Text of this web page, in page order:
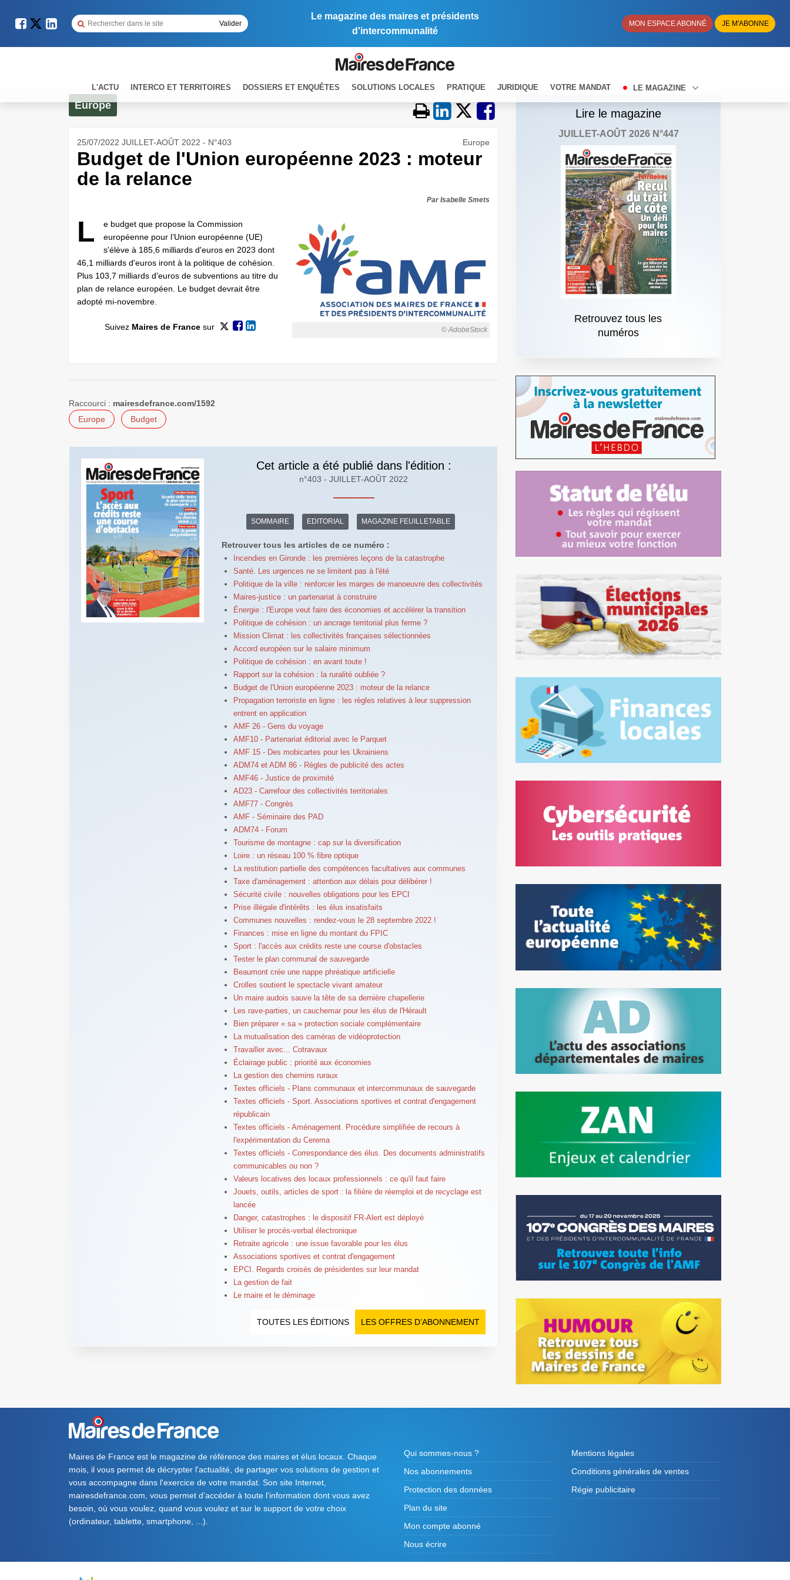
Le magazine des maires et présidents
d'intercommunalité
MON ESPACE ABONNÉ JE M'ABONNE
L'ACTU INTERCO ET TERRITOIRES DOSSIERS ET ENQUÊTES SOLUTIONS LOCALES PRATIQUE JURIDIQUE VOTRE MANDAT LE MAGAZINE
Europe
25/07/2022 JUILLET-AOÛT 2022 - N°403 Europe
Budget de l'Union européenne 2023 : moteur
de la relance
Par Isabelle Smets
© AdobeStock
L
e budget que propose la Commission
européenne pour l’Union européenne (UE)
s'élève à 185,6 milliards d'euros en 2023 dont
46,1 milliards d'euros iront à la politique de cohésion.
Plus 103,7 milliards d'euros de subventions au titre du
plan de relance européen. Le budget devrait être
adopté mi-novembre.
Suivez Maires de France sur
Raccourci : mairesdefrance.com/1592
Europe
Budget
Cet article a été publié dans l'édition :
n°403 - JUILLET-AOÛT 2022
SOMMAIRE EDITORIAL MAGAZINE FEUILLETABLE
Retrouver tous les articles de ce numéro :
Incendies en Gironde : les premières leçons de la catastrophe
Santé. Les urgences ne se limitent pas à l'été
Politique de la ville : renforcer les marges de manoeuvre des collectivités
Maires-justice : un partenariat à construire
Énergie : l'Europe veut faire des économies et accélérer la transition
Politique de cohésion : un ancrage territorial plus ferme ?
Mission Climat : les collectivités françaises sélectionnées
Accord européen sur le salaire minimum
Politique de cohésion : en avant toute !
Rapport sur la cohésion : la ruralité oubliée ?
Budget de l'Union européenne 2023 : moteur de la relance
Propagation terroriste en ligne : les règles relatives à leur suppression
entrent en application
AMF 26 - Gens du voyage
AMF10 - Partenariat éditorial avec le Parquet
AMF 15 - Des mobicartes pour les Ukrainiens
ADM74 et ADM 86 - Règles de publicité des actes
AMF46 - Justice de proximité
AD23 - Carrefour des collectivités territoriales
AMF77 - Congrès
AMF - Séminaire des PAD
ADM74 - Forum
Tourisme de montagne : cap sur la diversification
Loire : un réseau 100 % fibre optique
La restitution partielle des compétences facultatives aux communes
Taxe d'aménagement : attention aux délais pour délibérer !
Sécurité civile : nouvelles obligations pour les EPCI
Prise illégale d'intérêts : les élus insatisfaits
Communes nouvelles : rendez-vous le 28 septembre 2022 !
Finances : mise en ligne du montant du FPIC
Sport : l'accès aux crédits reste une course d'obstacles
Tester le plan communal de sauvegarde
Beaumont crée une nappe phréatique artificielle
Crolles soutient le spectacle vivant amateur
Un maire audois sauve la tête de sa dernière chapellerie
Les rave-parties, un cauchemar pour les élus de l'Hérault
Bien préparer « sa » protection sociale complémentaire
La mutualisation des caméras de vidéoprotection
Travailler avec... Cotravaux
Éclairage public : priorité aux économies
La gestion des chemins ruraux
Textes officiels - Plans communaux et intercommunaux de sauvegarde
Textes officiels - Sport. Associations sportives et contrat d'engagement
républicain
Textes officiels - Aménagement. Procédure simplifiée de recours à
l'expérimentation du Cerema
Textes officiels - Correspondance des élus. Des documents administratifs
communicables ou non ?
Valeurs locatives des locaux professionnels : ce qu'il faut faire
Jouets, outils, articles de sport : la filière de réemploi et de recyclage est
lancée
Danger, catastrophes : le dispositif FR-Alert est déployé
Utiliser le procés-verbal électronique
Retraite agricole : une issue favorable pour les élus
Associations sportives et contrat d'engagement
EPCI. Regards croisés de présidentes sur leur mandat
La gestion de fait
Le maire et le déminage
LES OFFRES D’ABONNEMENT
TOUTES LES ÉDITIONS
Lire le magazine
JUILLET-AOÛT 2026 N°447
Retrouvez tous les
numéros
Maires de France est le magazine de référence des maires et élus locaux. Chaque
mois, il vous permet de décrypter l'actualité, de partager vos solutions de gestion et
vous accompagne dans l'exercice de votre mandat. Son site Internet,
mairesdefrance.com, vous permet d’accéder à toute l'information dont vous avez
besoin, où vous voulez, quand vous voulez et sur le support de votre choix
(ordinateur, tablette, smartphone, ...).
Qui sommes-nous ?
Nos abonnements
Protection des données
Plan du site
Mon compte abonné
Nous écrire
Mentions légales
Conditions générales de ventes
Régie publicitaire